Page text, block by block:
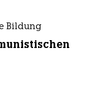
Bildung